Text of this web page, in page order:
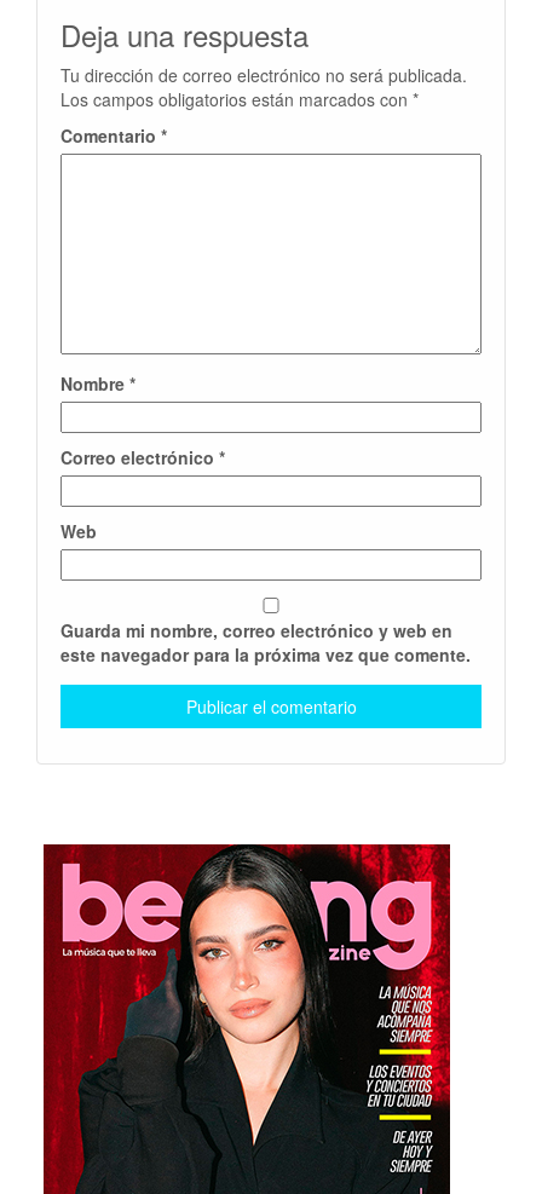
Deja una respuesta
Tu dirección de correo electrónico no será publicada.
Los campos obligatorios están marcados con *
Comentario *
Nombre *
Correo electrónico *
Web
Guarda mi nombre, correo electrónico y web en
este navegador para la próxima vez que comente.